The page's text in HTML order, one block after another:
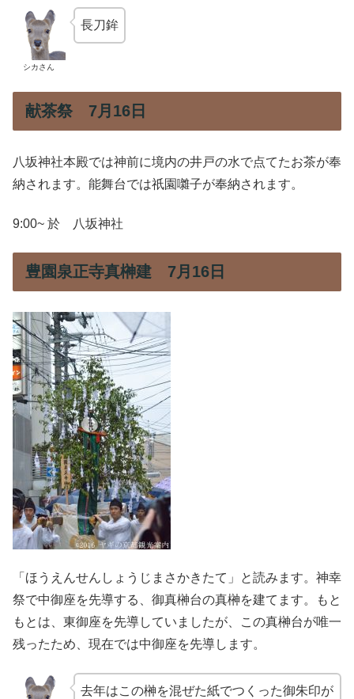
シカさん
長刀鉾
献茶祭 7月16日
八坂神社本殿では神前に境内の井戸の水で点てたお茶が奉
納されます。能舞台では祇園囃子が奉納されます。
9:00~ 於 八坂神社
豊園泉正寺真榊建 7月16日
「ほうえんせんしょうじまさかきたて」と読みます。神幸
祭で中御座を先導する、御真榊台の真榊を建てます。もと
もとは、東御座を先導していましたが、この真榊台が唯一
残ったため、現在では中御座を先導します。
去年はこの榊を混ぜた紙でつくった御朱印が